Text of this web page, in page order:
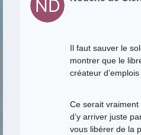
Il faut sauver le
montrer que le
créateur
Ce serait
d’y arriver juste
vous libérer de la